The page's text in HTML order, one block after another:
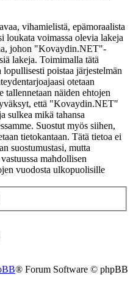
vihamielistä, epämoraalista
loukata voimassa olevia lakeja
johon "Kovaydin.NET"-
lakeja. Toimimalla tätä
poistaa järjestelmän
otetaan
näiden ehtojen
että "Kovaydin.NET"
sulkea mikä tahansa
Suostut myös siihen,
tietokantaan. Tätä tietoa ei
suostumustasi, mutta
mahdollisen
vuodosta ulkopuolisille
® Forum Software © phpBB